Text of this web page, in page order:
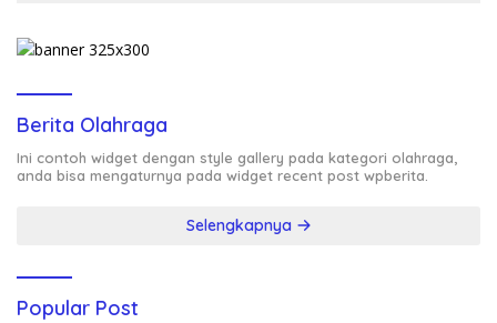
Berita Olahraga
Ini contoh widget dengan style gallery pada kategori olahraga,
anda bisa mengaturnya pada widget recent post wpberita.
Selengkapnya
Popular Post